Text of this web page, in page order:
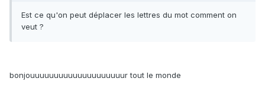
Est ce qu'on peut déplacer les lettres du mot comment on
veut ?
bonjouuuuuuuuuuuuuuuuuuuur tout le monde